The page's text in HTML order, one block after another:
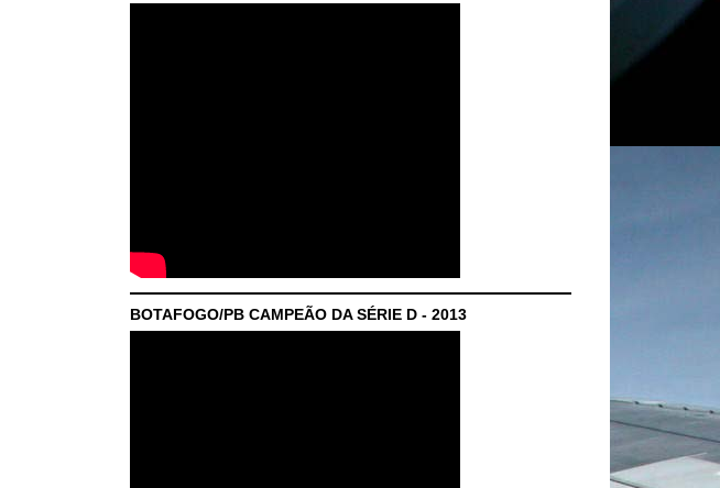
BOTAFOGO/PB CAMPEÃO DA SÉRIE D - 2013